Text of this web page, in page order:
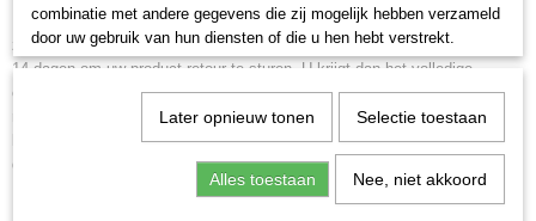
U heeft het recht uw bestelling tot 14 dagen na de dag van ontvangst
zonder opgave van reden te annuleren. U heeft na annulering nogmaals
14 dagen om uw product retour te sturen. U krijgt dan het volledige
orderbedrag inclusief verzendkosten gecrediteerd. Enkel de kosten voor
retour van u thuis naar de webwinkel zijn voor eigen rekening. Deze
kosten bedragen circa 7,25 per pakket, raadpleeg voor de exacte tarieven
de website van uw vervoerder.
Indien u gebruik maakt van uw herroepingsrecht, zal het product met alle
combinatie met andere gegevens die zij mogelijk hebben verzameld
door uw gebruik van hun diensten of die u hen hebt verstrekt.
Later opnieuw tonen Selectie toestaan
Alles toestaan Nee, niet akkoord